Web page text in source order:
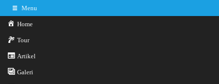
Menu
Home
Tour
Artikel
Galeri